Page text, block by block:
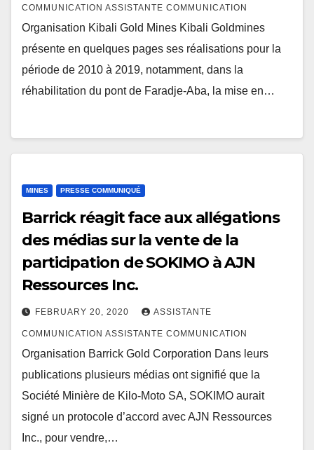
COMMUNICATION ASSISTANTE COMMUNICATION
Organisation Kibali Gold Mines Kibali Goldmines
présente en quelques pages ses réalisations pour la
période de 2010 à 2019, notamment, dans la
réhabilitation du pont de Faradje-Aba, la mise en…
MINES PRESSE COMMUNIQUÉ
Barrick réagit face aux allégations
des médias sur la vente de la
participation de SOKIMO à AJN
Ressources Inc.
FEBRUARY 20, 2020 ASSISTANTE
COMMUNICATION ASSISTANTE COMMUNICATION
Organisation Barrick Gold Corporation Dans leurs
publications plusieurs médias ont signifié que la
Société Minière de Kilo-Moto SA, SOKIMO aurait
signé un protocole d’accord avec AJN Ressources
Inc., pour vendre,…